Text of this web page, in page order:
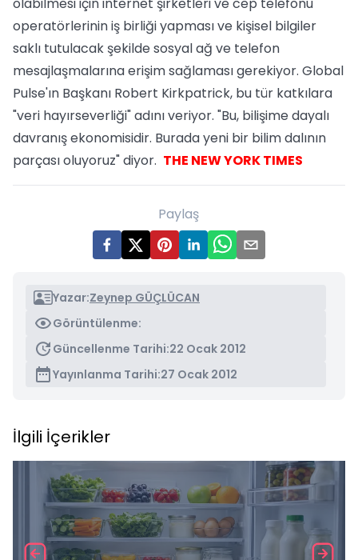
operatörlerinin iş birliği yapması ve kişisel bilgiler
saklı tutulacak şekilde sosyal ağ ve telefon
mesajlaşmalarına erişim sağlaması gerekiyor. Global
Pulse'ın Başkanı Robert Kirkpatrick, bu tür katkılara
"veri hayırseverliği" adını veriyor. "Bu, bilişime dayalı
davranış ekonomisidir. Burada yeni bir bilim dalının
parçası oluyoruz" diyor. THE NEW YORK TIMES
Paylaş
Yazar:Zeynep GÜÇLÜCAN
Görüntülenme:
Güncellenme Tarihi:22 Ocak 2012
Yayınlanma Tarihi:27 Ocak 2012
İlgili İçerikler